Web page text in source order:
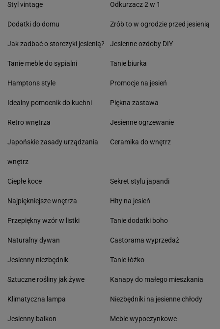
Styl vintage
Dodatki do domu
Jak zadbać o storczyki jesienią?
Tanie meble do sypialni
Hamptons style
Idealny pomocnik do kuchni
Retro wnętrza
Japońskie zasady urządzania
wnętrz
Odkurzacz 2 w 1
Zrób to w ogrodzie przed jesienią
Jesienne ozdoby DIY
Tanie biurka
Promocje na jesień
Piękna zastawa
Jesienne ogrzewanie
Ceramika do wnętrz
Ciepłe koce
Najpiękniejsze wnętrza
Przepiękny wzór w listki
Naturalny dywan
Jesienny niezbędnik
Sztuczne rośliny jak żywe
Klimatyczna lampa
Jesienny balkon
Sekret stylu japandi
Hity na jesień
Tanie dodatki boho
Castorama wyprzedaż
Tanie łóżko
Kanapy do małego mieszkania
Niezbędniki na jesienne chłody
Meble wypoczynkowe